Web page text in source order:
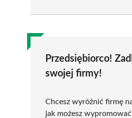
Przedsiębiorco!
swojej firmy!
Chcesz wyróżnić firmę
jak możesz